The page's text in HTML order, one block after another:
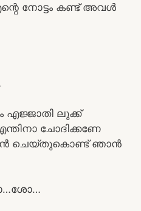
നോട്ടം കണ്ട് അവൾ
എജ്ജാതി ലുക്ക്‌
ചോദിക്കണേ
ചെയ്തുകൊണ്ട് ഞാൻ